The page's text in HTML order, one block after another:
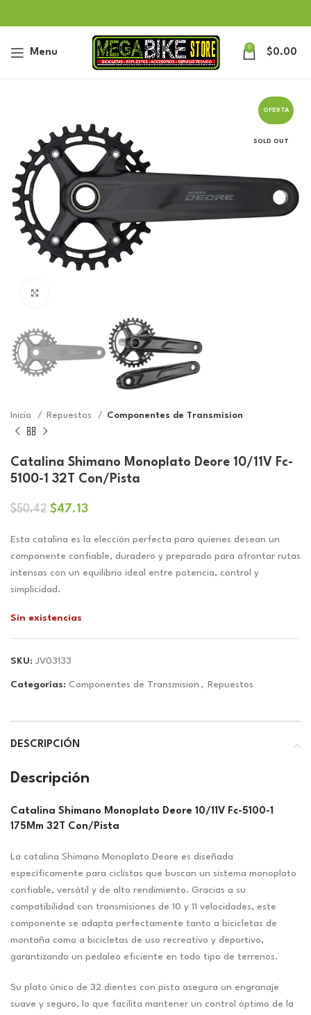
Menu 0 $0.00
OFERTA
SOLD OUT
Inicio Repuestos Componentes de Transmision
Catalina Shimano Monoplato Deore 10/11V Fc-
5100-1 32T Con/Pista
$50.42 El
original
era:
$50.42.
$47.13El
actual
es:
$47.13.
Esta catalina es la elección perfecta para quienes desean un
componente confiable, duradero y preparado para afrontar rutas
intensas con un equilibrio ideal entre potencia, control y
simplicidad.
Sin existencias
SKU: JV03133
Categorías: Componentes de Transmision , Repuestos
DESCRIPCIÓN
Descripción
Catalina Shimano Monoplato Deore 10/11V Fc-5100-1
175Mm 32T Con/Pista
La catalina Shimano Monoplato Deore es diseñada
específicamente para ciclistas que buscan un sistema monoplato
confiable, versátil y de alto rendimiento. Gracias a su
compatibilidad con transmisiones de 10 y 11 velocidades, este
componente se adapta perfectamente tanto a bicicletas de
montaña como a bicicletas de uso recreativo y deportivo,
garantizando un pedaleo eficiente en todo tipo de terrenos.
Su plato único de 32 dientes con pista asegura un engranaje
suave y seguro, lo que facilita mantener un control óptimo de la